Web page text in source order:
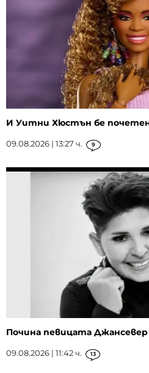
И Уитни Хюстън бе
09.08.2026 | 13:27 ч. 9
Почина певицата
09.08.2026 | 11:42 ч. 13